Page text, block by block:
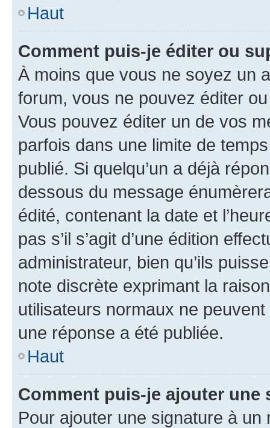
Haut
Comment puis-je éditer ou
À moins que vous ne soyez un
forum, vous ne pouvez éditer
Vous pouvez éditer un de vos
parfois dans une limite de
publié. Si quelqu’un a déjà
dessous du message
édité, contenant la date et
pas s’il s’agit d’une édition
administrateur, bien qu’ils
note discrète exprimant la
utilisateurs normaux ne
une réponse a été publiée.
Haut
Comment puis-je ajouter une
Pour ajouter une signature à un